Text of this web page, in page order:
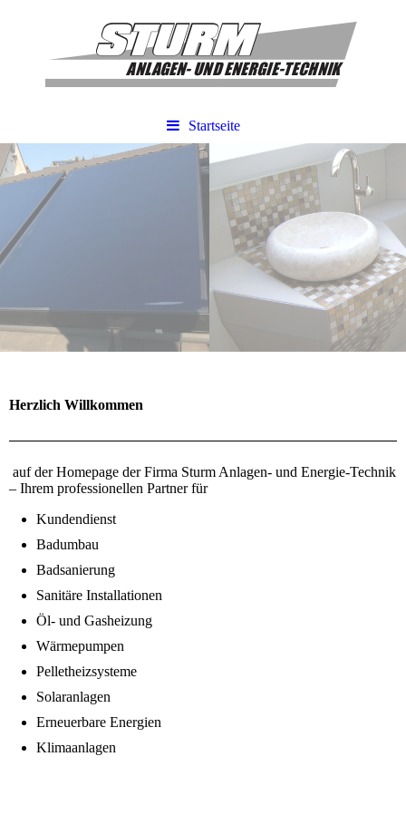
Startseite
Herzlich Willkommen
auf der Homepage der Firma Sturm Anlagen- und Energie-Technik
– Ihrem professionellen Partner für
Kundendienst
Badumbau
Badsanierung
Sanitäre Installationen
Öl- und Gasheizung
Wärmepumpen
Pelletheizsysteme
Solaranlagen
Erneuerbare Energien
Klimaanlagen